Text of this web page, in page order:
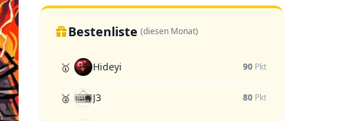
Bestenliste (diesen Monat)
🥇 Hideyi 90 Pkt
🥈 J3 80 Pkt